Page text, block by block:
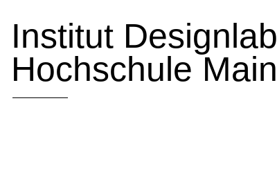
Institut
Hochschule